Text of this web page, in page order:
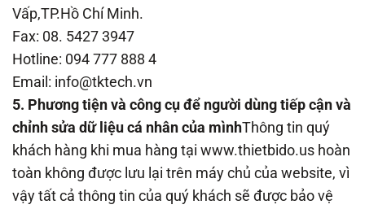
Vấp,TP.Hồ Chí Minh.
Fax: 08. 5427 3947
Hotline: 094 777 888 4
Email: info@tktech.vn
5. Phương tiện và công cụ để người dùng tiếp cận và
chỉnh sửa dữ liệu cá nhân của mìnhThông tin quý
khách hàng khi mua hàng tại www.thietbido.us hoàn
toàn không được lưu lại trên máy chủ của website, vì
vậy tất cả thông tin của quý khách sẽ được bảo vệ